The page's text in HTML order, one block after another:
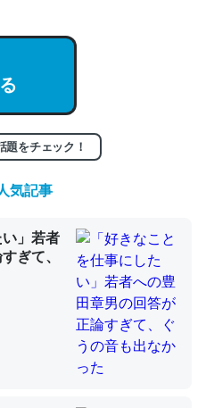
な良記事。/続編来た
entry/2023/03/27
察（１） - conceptualization
前の伏線」は回収されないけ
量。進化すればするほど分
察（１） - conceptualization
題をチェック！
気記事
い」若者
ぎて、